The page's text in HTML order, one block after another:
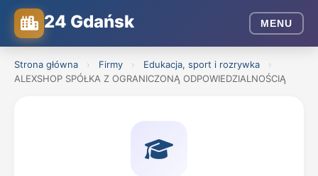
24 Gdańsk MENU
Strona główna › Firmy › Edukacja, sport i rozrywka
›
ALEXSHOP SPÓŁKA Z OGRANICZONĄ ODPOWIEDZIALNOŚCIĄ